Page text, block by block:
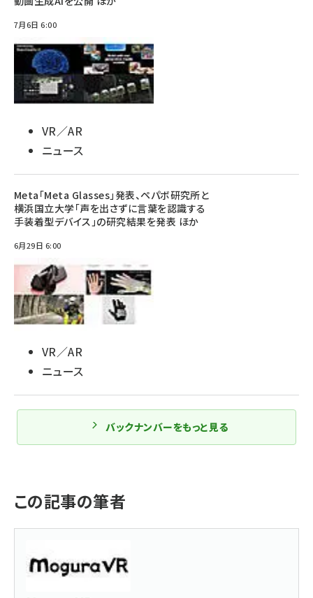
7月6日 6:00
VR／AR
ニュース
Meta「Meta Glasses」発表、ペパボ研究所と
横浜国立大学「声を出さずに言葉を認識する
手装着型デバイス」の研究結果を発表 ほか
6月29日 6:00
VR／AR
ニュース
バックナンバーをもっと見る
この記事の筆者